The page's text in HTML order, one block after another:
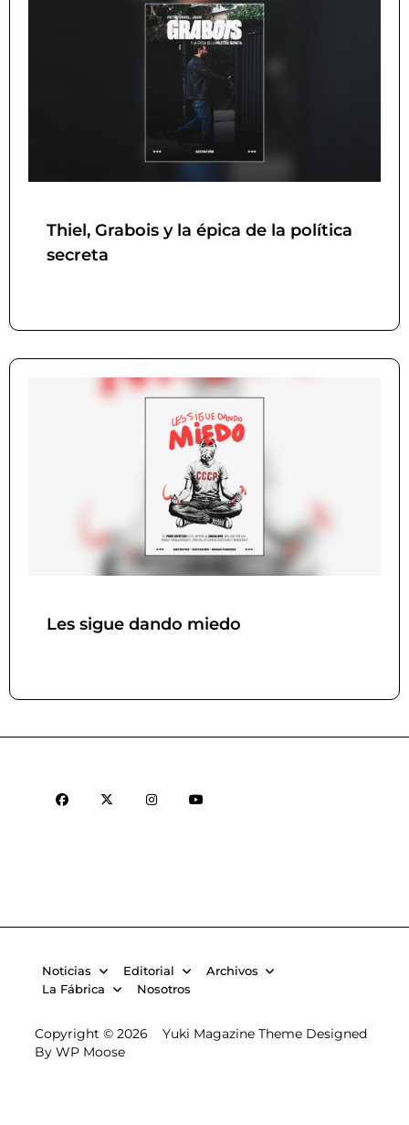
Thiel, Grabois y la épica de la política
secreta
Les sigue dando miedo
Noticias Editorial
Archivos
La Fábrica
Nosotros
Copyright © 2026 Yuki Magazine Theme Designed
By WP Moose